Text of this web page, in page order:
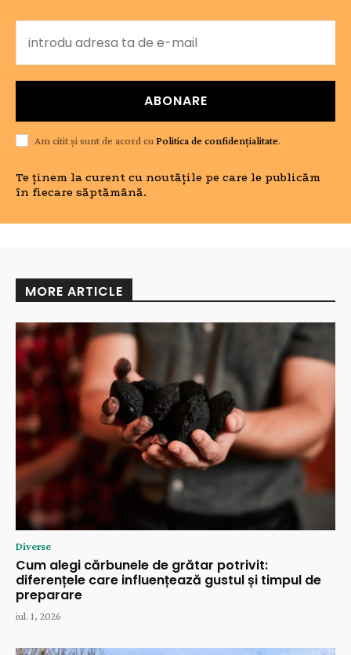
ABONARE
Am citit și sunt de acord cu Politica de confidențialitate.
Te ținem la curent cu noutățile pe care le publicăm
în fiecare săptămână.
MORE ARTICLE
Diverse
Cum alegi cărbunele de grătar potrivit:
diferențele care influențează gustul și timpul de
preparare
iul. 1, 2026